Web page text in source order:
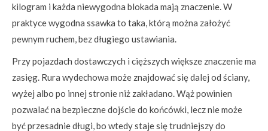
kilogram i każda niewygodna blokada mają znaczenie. W
praktyce wygodna ssawka to taka, którą można założyć
pewnym ruchem, bez długiego ustawiania.
Przy pojazdach dostawczych i cięższych większe znaczenie ma
zasięg. Rura wydechowa może znajdować się dalej od ściany,
wyżej albo po innej stronie niż zakładano. Wąż powinien
pozwalać na bezpieczne dojście do końcówki, lecz nie może
być przesadnie długi, bo wtedy staje się trudniejszy do